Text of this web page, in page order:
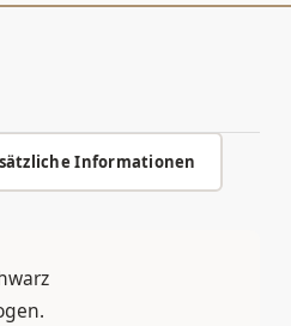
Informationen